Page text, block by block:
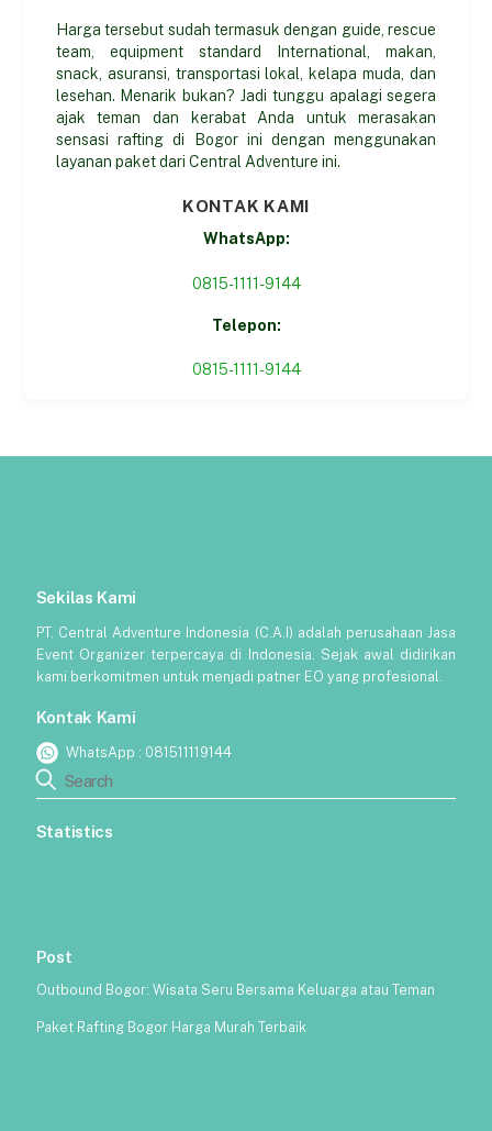
Harga tersebut sudah termasuk dengan guide, rescue
team, equipment standard International, makan,
snack, asuransi, transportasi lokal, kelapa muda, dan
lesehan. Menarik bukan? Jadi tunggu apalagi segera
ajak teman dan kerabat Anda untuk merasakan
sensasi rafting di Bogor ini dengan menggunakan
layanan paket dari Central Adventure ini.
KONTAK KAMI
WhatsApp:
0815-1111-9144
Telepon:
0815-1111-9144
Sekilas Kami
PT. Central Adventure Indonesia (C.A.I) adalah perusahaan Jasa
Event Organizer terpercaya di Indonesia. Sejak awal didirikan
kami berkomitmen untuk menjadi patner EO yang profesional.
Kontak Kami
WhatsApp : 081511119144
Statistics
Post
Outbound Bogor: Wisata Seru Bersama Keluarga atau Teman
Paket Rafting Bogor Harga Murah Terbaik